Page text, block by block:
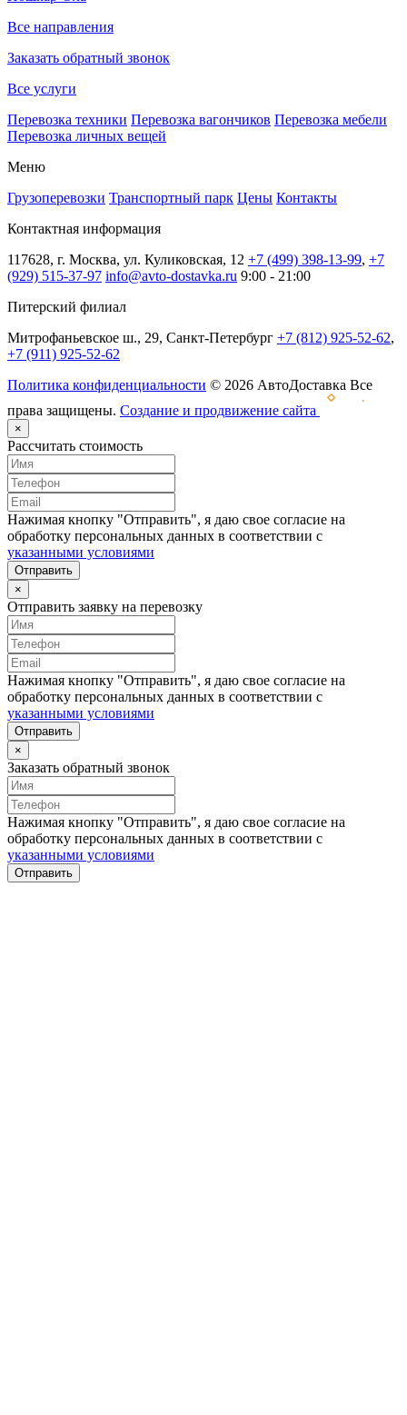
Все направления
Заказать обратный звонок
Все услуги
Перевозка техники Перевозка вагончиков Перевозка мебели
Перевозка личных вещей
Меню
Грузоперевозки Транспортный парк Цены Контакты
Контактная информация
117628, г. Москва, ул. Куликовская, 12 +7 (499) 398-13-99, +7
(929) 515-37-97 info@avto-dostavka.ru 9:00 - 21:00
Питерский филиал
Митрофаньевское ш., 29, Санкт-Петербург +7 (812) 925-52-62,
+7 (911) 925-52-62
Политика конфиденциальности © 2026 АвтоДоставка Все
права защищены. Создание и продвижение сайта
×
Рассчитать стоимость
Нажимая кнопку "Отправить", я даю свое согласие на
обработку персональных данных в соответствии с
указанными условиями
Отправить
×
Отправить заявку на перевозку
Нажимая кнопку "Отправить", я даю свое согласие на
обработку персональных данных в соответствии с
указанными условиями
Отправить
×
Заказать обратный звонок
Нажимая кнопку "Отправить", я даю свое согласие на
обработку персональных данных в соответствии с
указанными условиями
Отправить